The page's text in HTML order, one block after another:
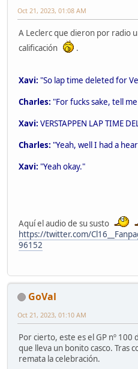
Oct 21, 2023, 01:08 AM
A Leclerc que dieron por radio
calificación
.
Xavi: "So lap time deleted for
Charles: "For fucks sake, tell
Xavi: VERSTAPPEN LAP TIME
Charles: "Yeah, well I had a
Xavi: "Yeah okay."
Aquí el audio de su susto
https://twitter.com/
96152
GoVal
Oct 21, 2023, 01:10 AM
Por cierto, este es el GP nº
que lleva un bonito casco. Tras
remata la celebración.